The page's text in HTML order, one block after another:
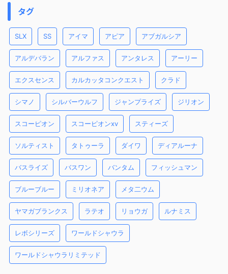
タグ
SLX SS アイマ アピア アブガルシア
アルデバラン アルファス アンタレス アーリー
エクスセンス カルカッタコンクエスト クラド
シマノ シルバーウルフ ジャンプライズ ジリオン
スコーピオン スコーピオンxv スティーズ
ソルティスト タトゥーラ ダイワ ディアルーナ
バスライズ バスワン バンタム フィッシュマン
ブルーブルー ミリオネア メタ二ウム
ヤマガブランクス ラテオ リョウガ ルナミス
レボシリーズ ワールドシャウラ
ワールドシャウラリミテッド